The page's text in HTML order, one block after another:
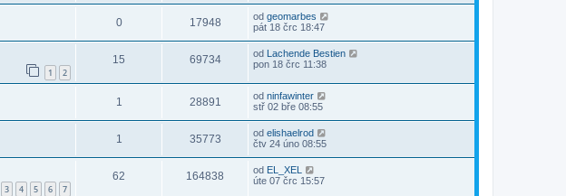
0 17948 od geomarbes
pát 18 črc 18:47
1 2
15 69734 od Lachende Bestien
pon 18 črc 11:38
1 28891 od ninfawinter
stř 02 bře 08:55
1 35773 od elishaelrod
čtv 24 úno 08:55
3 4 5 6 7
62 164838 od EL_XEL
úte 07 črc 15:57